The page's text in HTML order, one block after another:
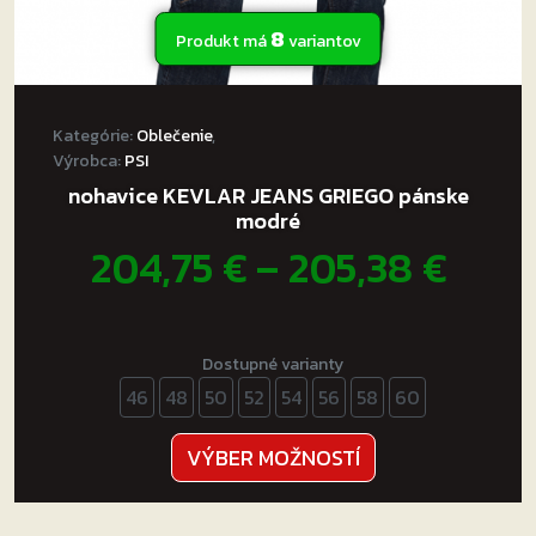
Produkt má8variantov
Kategórie:Oblečenie,
Výrobca:PSI
nohavice KEVLAR JEANS GRIEGO pánske
modré
204,75€–205,38€
Dostupné varianty
46 48 50 52 54 56 58 60
VÝBER MOŽNOSTÍ
produkt